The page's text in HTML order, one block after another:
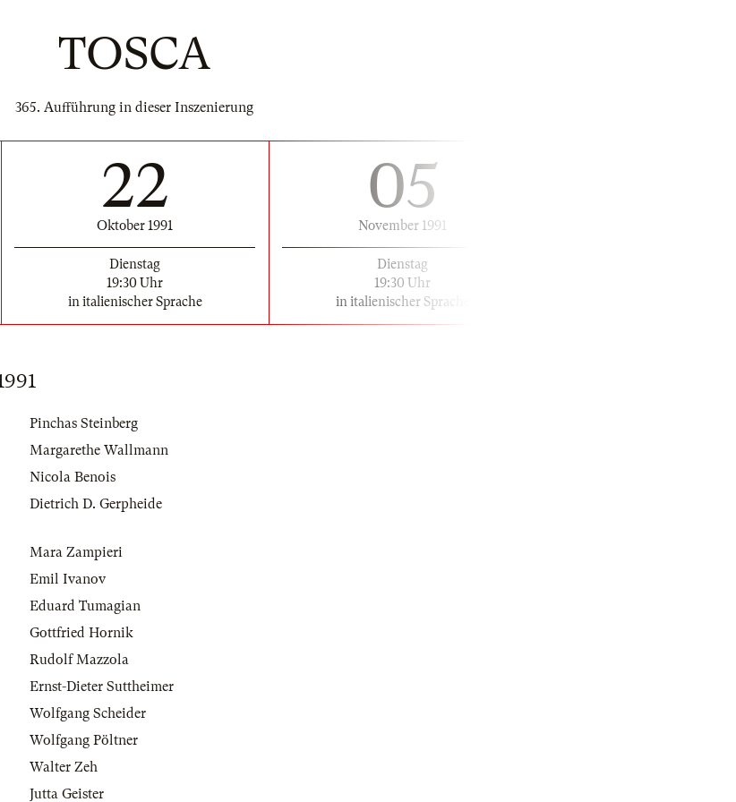
TOSCA
365. Aufführung in dieser Inszenierung
22
Oktober 1991
Dienstag
19:30 Uhr
in italienischer Sprache
05
November 1991
Dienstag
19:30 Uhr
in italienischer Sprache
Pinchas Steinberg
Margarethe Wallmann
Nicola Benois
Dietrich D. Gerpheide
Mara Zampieri
Emil Ivanov
Eduard Tumagian
Gottfried Hornik
Rudolf Mazzola
Ernst-Dieter Suttheimer
Wolfgang Scheider
Wolfgang Pöltner
Walter Zeh
Jutta Geister